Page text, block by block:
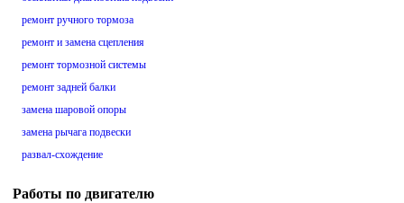
ремонт ручного тормоза
ремонт и замена сцепления
ремонт тормозной системы
ремонт задней балки
замена шаровой опоры
замена рычага подвески
развал-схождение
Работы по двигателю